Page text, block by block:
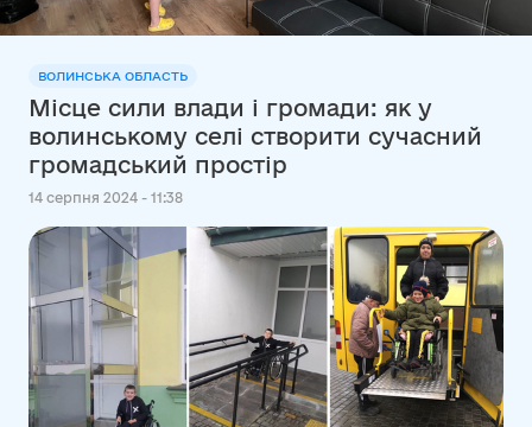
ВОЛИНСЬКА ОБЛАСТЬ
Місце сили влади і громади: як у
волинському селі створити сучасний
громадський простір
14 серпня 2024 - 11:38